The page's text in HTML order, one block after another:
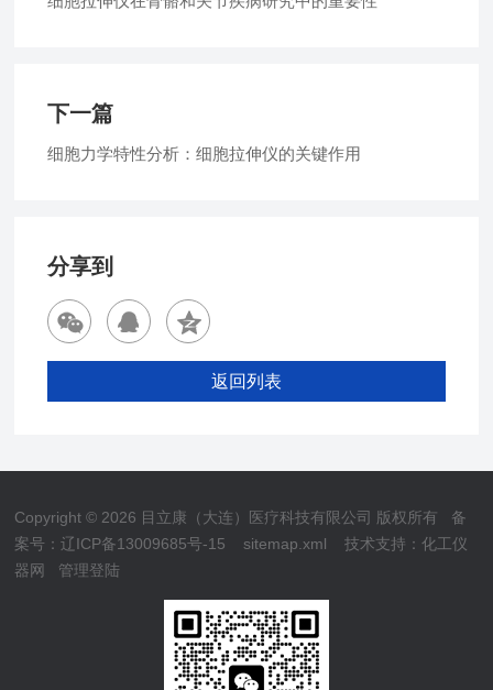
下一篇
细胞力学特性分析：细胞拉伸仪的关键作用
分享到
返回列表
Copyright © 2026 目立康（大连）医疗科技有限公司 版权所有 备
案号：辽ICP备13009685号-15
sitemap.xml 技术支持：化工仪
器网
管理登陆